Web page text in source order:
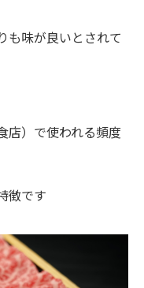
も味が良いとされて
店）で使われる頻度
徴です